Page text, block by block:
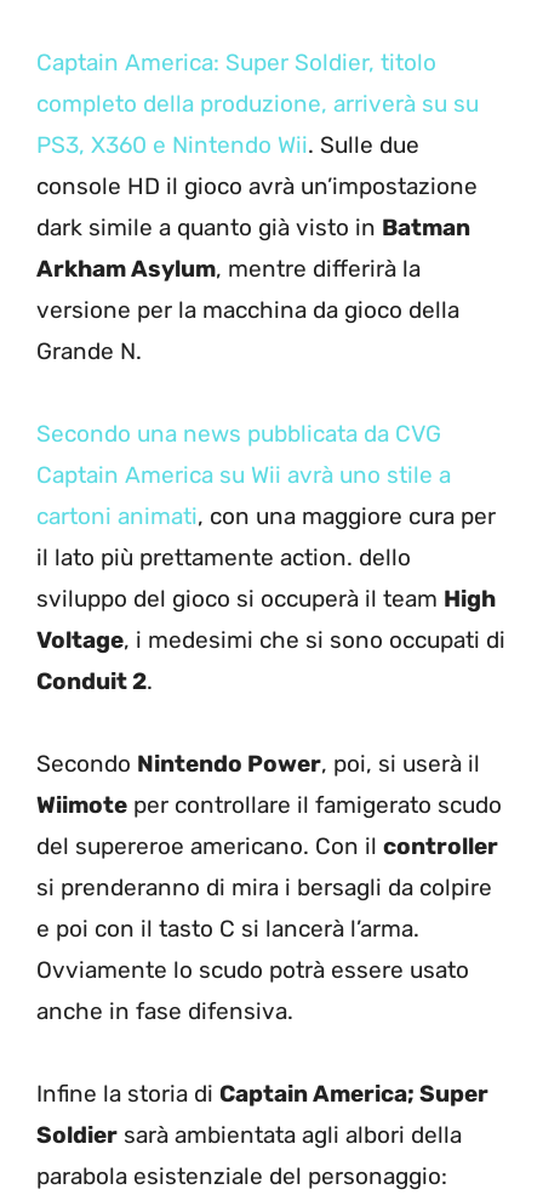
Captain America: Super Soldier, titolo
completo della produzione, arriverà su su
PS3, X360 e Nintendo Wii. Sulle due
console HD il gioco avrà un’impostazione
dark simile a quanto già visto in Batman
Arkham Asylum, mentre differirà la
versione per la macchina da gioco della
Grande N.
Secondo una news pubblicata da CVG
Captain America su Wii avrà uno stile a
cartoni animati, con una maggiore cura per
il lato più prettamente action. dello
sviluppo del gioco si occuperà il team High
Voltage, i medesimi che si sono occupati di
Conduit 2.
Secondo Nintendo Power, poi, si userà il
Wiimote per controllare il famigerato scudo
del supereroe americano. Con il controller
si prenderanno di mira i bersagli da colpire
e poi con il tasto C si lancerà l’arma.
Ovviamente lo scudo potrà essere usato
anche in fase difensiva.
Infine la storia di Captain America; Super
Soldier sarà ambientata agli albori della
parabola esistenziale del personaggio: